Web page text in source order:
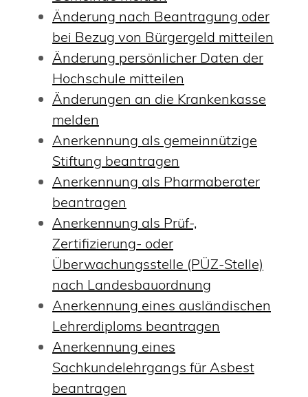
Änderung nach Beantragung oder
bei Bezug von Bürgergeld mitteilen
Änderung persönlicher Daten der
Hochschule mitteilen
Änderungen an die Krankenkasse
melden
Anerkennung als gemeinnützige
Stiftung beantragen
Anerkennung als Pharmaberater
beantragen
Anerkennung als Prüf-,
Zertifizierung- oder
Überwachungsstelle (PÜZ-Stelle)
nach Landesbauordnung
Anerkennung eines ausländischen
Lehrerdiploms beantragen
Anerkennung eines
Sachkundelehrgangs für Asbest
beantragen